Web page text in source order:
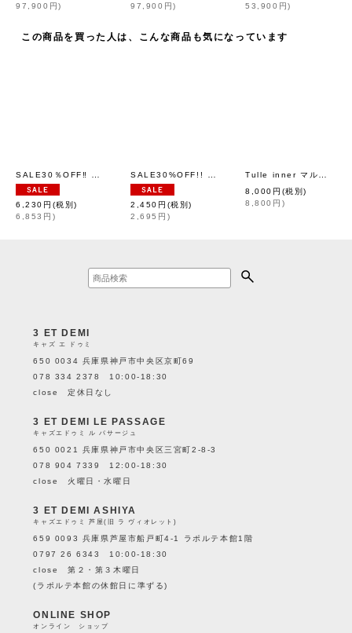
97,900 円)
97,900 円)
53,900 円)
この商品を買った人は、こんな商品も気になっています
6,230 円 (税別)
6,853 円 )
2,450 円 (税別)
2,695 円 )
8,000 円 (税別)
8,800 円 )
3 ET DEMI
キャズ エ ドゥミ
650 0034 兵庫県神戸市中央区京町69
078 334 2378 10:00-18:30
close 定休日なし
3 ET DEMI LE PASSAGE
キャズエドゥミ ル パサージュ
650 0021 兵庫県神戸市中央区三宮町2-8-3
078 904 7339 12:00-18:30
close 火曜日・水曜日
3 ET DEMI ASHIYA
キャズエドゥミ 芦屋(旧 ラ ヴィオレット)
659 0093 兵庫県芦屋市船戸町4-1 ラポルテ本館1階
0797 26 6343 10:00-18:30
close 第２・第３木曜日
(ラポルテ本館の休館日に準ずる)
ONLINE SHOP
オンライン ショップ